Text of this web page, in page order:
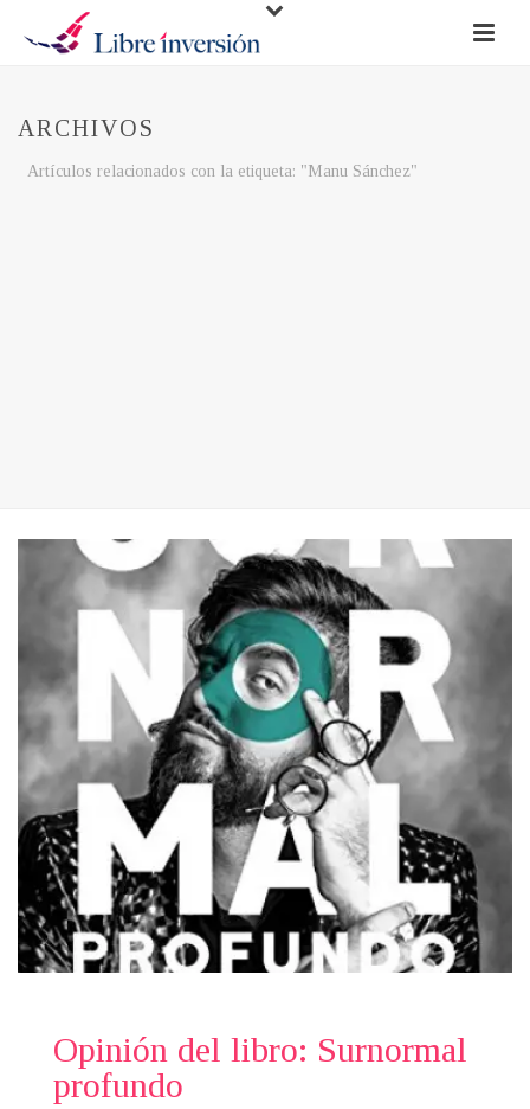
ARCHIVOS
Artículos relacionados con la etiqueta: "Manu Sánchez"
Opinión del libro: Surnormal
profundo